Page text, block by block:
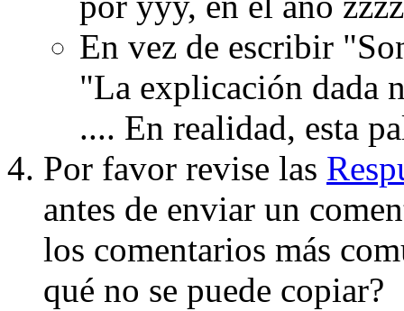
En vez de escribir
"La explicación dada
.... En realidad, esta
Por favor revise las
antes de enviar un
los comentarios más
qué no se puede copiar?